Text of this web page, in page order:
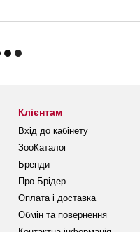
Клієнтам
Вхід до кабінету
ЗооКаталог
Бренди
Про Брідер
Оплата і доставка
Обмін та повернення